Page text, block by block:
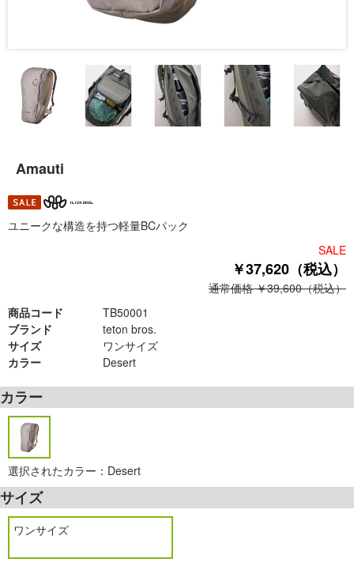
Amauti
ユニークな構造を持つ軽量BCパック
SALE
￥37,620（税込）
通常価格 ￥39,600（税込）
商品コード
TB50001
ブランド
teton bros.
サイズ
ワンサイズ
カラー
Desert
カラー
選択されたカラー：Desert
サイズ
ワンサイズ